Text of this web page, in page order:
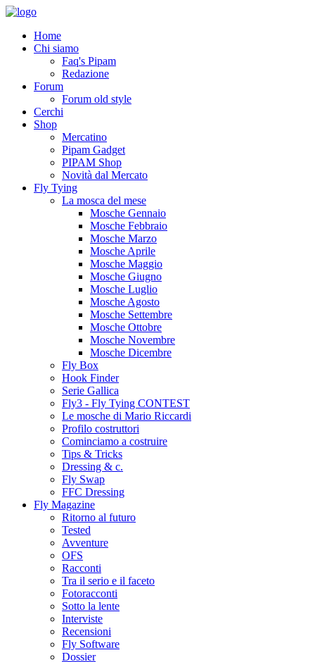
Home
Chi siamo
Faq's Pipam
Redazione
Forum
Forum old style
Cerchi
Shop
Mercatino
Pipam Gadget
PIPAM Shop
Novità dal Mercato
Fly Tying
La mosca del mese
Mosche Gennaio
Mosche Febbraio
Mosche Marzo
Mosche Aprile
Mosche Maggio
Mosche Giugno
Mosche Luglio
Mosche Agosto
Mosche Settembre
Mosche Ottobre
Mosche Novembre
Mosche Dicembre
Fly Box
Hook Finder
Serie Gallica
Fly3 - Fly Tying CONTEST
Le mosche di Mario Riccardi
Profilo costruttori
Cominciamo a costruire
Tips & Tricks
Dressing & c.
Fly Swap
FFC Dressing
Fly Magazine
Ritorno al futuro
Tested
Avventure
OFS
Racconti
Tra il serio e il faceto
Fotoracconti
Sotto la lente
Interviste
Recensioni
Fly Software
Dossier